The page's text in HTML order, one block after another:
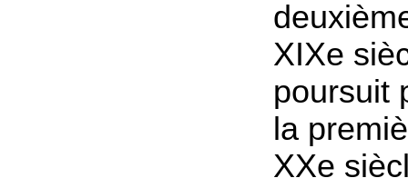
XIXe
poursuit
la
XXe